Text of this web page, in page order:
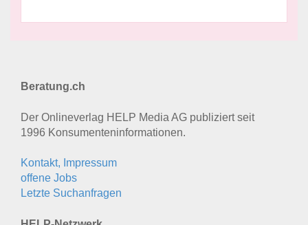
Beratung.ch
Der Onlineverlag HELP Media AG publiziert seit
1996 Konsumenten­informationen.
Kontakt, Impressum
offene Jobs
Letzte Suchanfragen